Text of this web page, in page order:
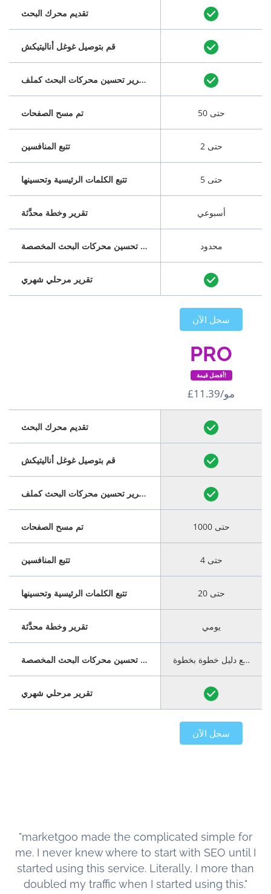
تقديم محرك البحث
قم بتوصيل غوغل أناليتيكش
قم بتنزيل تقرير تحسين محركات البحث كملف PDF
تم مسح الصفحات
تتبع المنافسين
تتبع الكلمات الرئيسية وتحسينها
تقرير وخطة محدَّثة
خطة تحسين محركات البحث المخصصة
تقرير مرحلي شهري
حتى 50
حتى 2
حتى 5
أسبوعي
محدود
سجل الآن
تقديم محرك البحث
قم بتوصيل غوغل أناليتيكش
قم بتنزيل تقرير تحسين محركات البحث كملف PDF
تم مسح الصفحات
تتبع المنافسين
تتبع الكلمات الرئيسية وتحسينها
تقرير وخطة محدَّثة
خطة تحسين محركات البحث المخصصة
تقرير مرحلي شهري
PRO
أفضل قيمة!
£11.39/مو
حتى 1000
حتى 4
حتى 20
يومي
مع دليل خطوة بخطوة
سجل الآن
"marketgoo made the complicated simple for
me. I never knew where to start with SEO until I
started using this service. Literally, I more than
doubled my traffic when I started using this."